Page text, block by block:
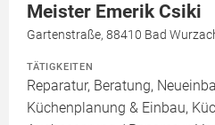
Meister Emerik Csiki
Gartenstraße, 88410 Bad
TÄTIGKEITEN
Reparatur, Beratung,
Küchenplanung & Einbau,